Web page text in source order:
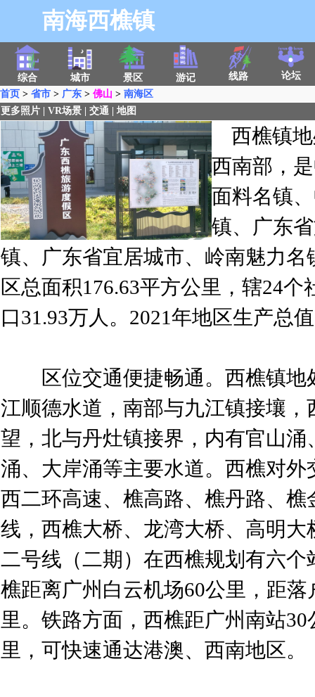
南海西樵镇
综合 城市 景区 游记 线路
论坛
首页 > 省市 > 广东 > 佛山 > 南海区
更多照片
VR场景 交通 地图
西樵镇地
西南部，
面料名镇
镇、广东
镇、广东省宜居城市、岭南魅力
区总面积176.63平方公里，辖24
口31.93万人。2021年地区生产总
区位交通便捷畅通。西樵镇地
江顺德水道，南部与九江镇接壤
望，北与丹灶镇接界，内有官山
涌、大岸涌等主要水道。西樵对
西二环高速、樵高路、樵丹路、
线，西樵大桥、龙湾大桥、高明
二号线（二期）在西樵规划有六
樵距离广州白云机场60公里，距
里。铁路方面，西樵距广州南站
里，可快速通达港澳、西南地区。